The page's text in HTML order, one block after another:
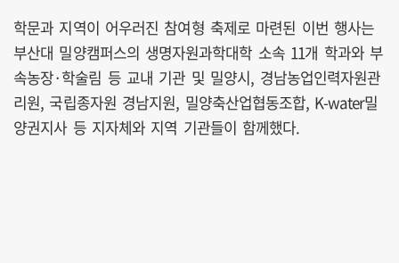
학문과 지역이 어우러진 참여형 축제로 마련된 이번 행사는
부산대 밀양캠퍼스의 생명자원과학대학 소속 11개 학과와 부
속농장·학술림 등 교내 기관 및 밀양시, 경남농업인력자원관
리원, 국립종자원 경남지원, 밀양축산업협동조합, K-water밀
양권지사 등 지자체와 지역 기관들이 함께했다.